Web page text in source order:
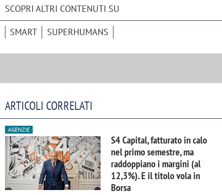
SCOPRI ALTRI CONTENUTI SU
SMART SUPERHUMANS
ARTICOLI CORRELATI
AGENZIE
S4 Capital, fatturato in calo
nel primo semestre, ma
raddoppiano i margini (al
12,3%). E il titolo vola in
Borsa